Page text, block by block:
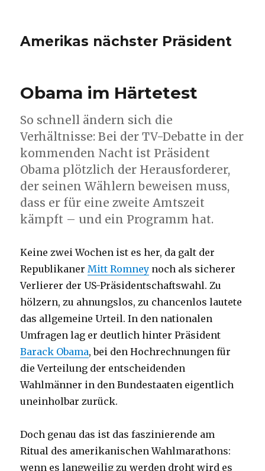
Amerikas nächster Präsident
Obama im Härtetest
So schnell ändern sich die
Verhältnisse: Bei der TV-Debatte in der
kommenden Nacht ist Präsident
Obama plötzlich der Herausforderer,
der seinen Wählern beweisen muss,
dass er für eine zweite Amtszeit
kämpft – und ein Programm hat.
Keine zwei Wochen ist es her, da galt der
RepublikanerMitt Romney noch als sicherer
Verlierer der US-Präsidentschaftswahl. Zu
hölzern, zu ahnungslos, zu chancenlos lautete
das allgemeine Urteil. In den nationalen
Umfragen lag er deutlich hinter Präsident
Barack Obama, bei den Hochrechnungen für
die Verteilung der entscheidenden
Wahlmänner in den Bundestaaten eigentlich
uneinholbar zurück.
Doch genau das ist das faszinierende am
Ritual des amerikanischen Wahlmarathons:
wenn es langweilig zu werden droht wird es